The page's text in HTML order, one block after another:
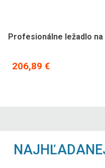
Profesionálne ležadlo
206,89 €